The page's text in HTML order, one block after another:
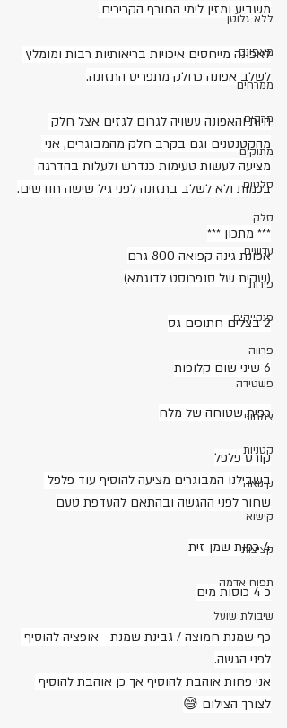
ללא גלוטן
מאפינס
ממרחים
מרקים
מתוקים
סלטים
סלק
עדשים
פירות
פנקייקים
פרווה
פשטידה
צמחוני
קטניות
קינואה
קישוא
קציצות
תפוח אדמה
שיבולת שועל
משביע ומזין לימי החורף הקרירים.
לאפונה מייחסים איכויות בריאותיות רבות ומומלץ
לשלב אפונה כחלק מתפריט התזונה.
היות והאפונה עשויה לגרום לגזים אצל חלק
מהקטנטנים וגם בקרב חלק מהמבוגרים, אני
מציעה לעשות טעימות כנדרש ולעלות בהדרגה
בכמות ולא לשלב בתזונה לפני גיל שישה חודשים.
*** מתכון ***
אפונת גינה קפואה 800 גרם
(שקית של סנפרוסט לדוגמא)
2 בצלים חתוכים גס
6 שיני שום קלופות
כפית שטוחה של מלח
קורט פלפל
בשבילנו המבוגרים מציעה להוסיף עוד פלפל
שחור לפני ההגשה ובהתאם להעדפת טעם
4 כפות שמן זית
כ 4 כוסות מים
כף שמנת חמוצה / גבינת שמנת - אופציה להוסיף
לפני הגשה.
אני פחות אוהבת להוסיף אך כן אוהבת להוסיף
לצורך הצילום 😅